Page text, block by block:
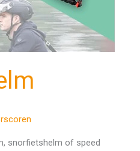
snorfietshelm of speed